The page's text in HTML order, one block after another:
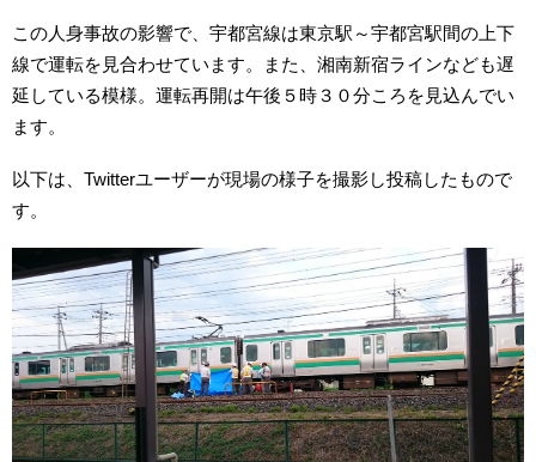
この人身事故の影響で、宇都宮線は東京駅～宇都宮駅間の上下
線で運転を見合わせています。また、湘南新宿ラインなども遅
延している模様。運転再開は午後５時３０分ころを見込んでい
ます。
以下は、Twitterユーザーが現場の様子を撮影し投稿したもので
す。